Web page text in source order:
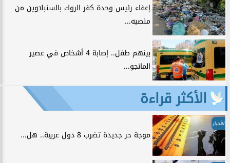
إعفاء رئيس وحدة كفر الروك بالسنبلاوين من
منصبه...
بينهم طفل.. إصابة 4 أشخاص في عصير
المانجو...
الأكثر قراءة
الأخبار
موجة حر جديدة تضرب 8 دول عربية.. هل...